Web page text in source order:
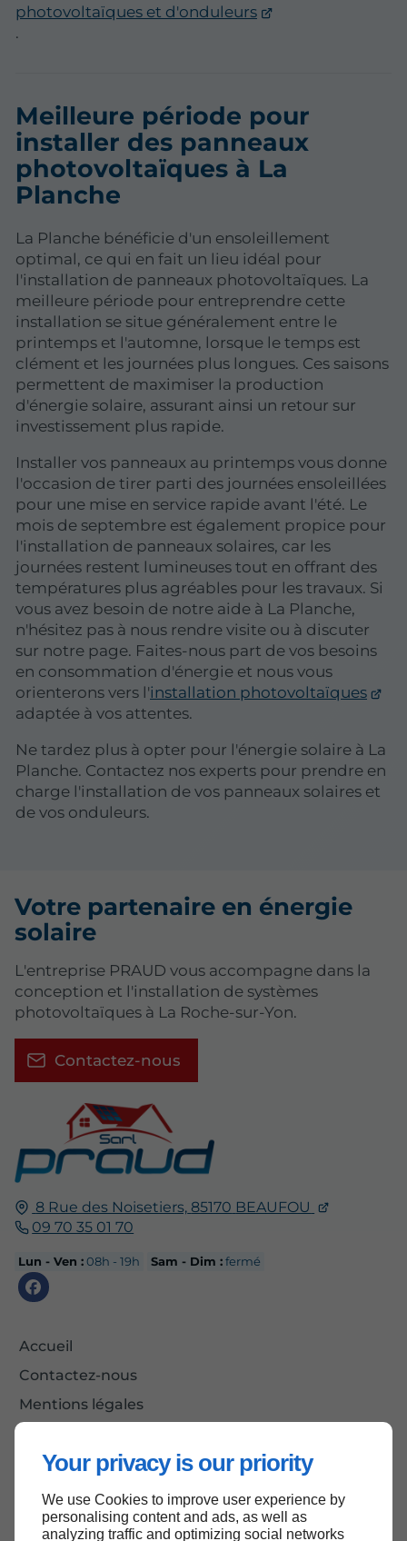
Your privacy is our priority
We use Cookies to improve user experience by
personalising content and ads, as well as
analyzing traffic and optimizing social networks
photovoltaïques et d'onduleurs
.
Meilleure période pour
installer des panneaux
photovoltaïques à La
Planche
La Planche bénéficie d'un ensoleillement
optimal, ce qui en fait un lieu idéal pour
l'installation de panneaux photovoltaïques. La
meilleure période pour entreprendre cette
installation se situe généralement entre le
printemps et l'automne, lorsque le temps est
clément et les journées plus longues. Ces saisons
permettent de maximiser la production
d'énergie solaire, assurant ainsi un retour sur
investissement plus rapide.
Installer vos panneaux au printemps vous donne
l'occasion de tirer parti des journées ensoleillées
pour une mise en service rapide avant l'été. Le
mois de septembre est également propice pour
l'installation de panneaux solaires, car les
journées restent lumineuses tout en offrant des
températures plus agréables pour les travaux. Si
vous avez besoin de notre aide à La Planche,
n'hésitez pas à nous rendre visite ou à discuter
sur notre page. Faites-nous part de vos besoins
en consommation d'énergie et nous vous
orienterons vers l'installation photovoltaïques
adaptée à vos attentes.
Ne tardez plus à opter pour l'énergie solaire à La
Planche. Contactez nos experts pour prendre en
charge l'installation de vos panneaux solaires et
de vos onduleurs.
8 Rue des Noisetiers, 85170 BEAUFOU
09 70 35 01 70
Lun - Ven :08h - 19h Sam - Dim :fermé
Accueil
Contactez-nous
Mentions légales
Votre partenaire en énergie
solaire
L'entreprise PRAUD vous accompagne dans la
conception et l'installation de systèmes
photovoltaïques à La Roche-sur-Yon.
Contactez-nous
Haut de page